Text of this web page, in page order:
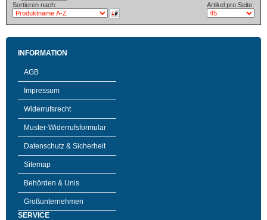
Sortieren nach: Artikel pro Seite:
INFORMATION
AGB
Impressum
Widerrufsrecht
Muster-Widerrufsformular
Datenschutz & Sicherheit
Sitemap
Behörden & Unis
Großunternehmen
SERVICE